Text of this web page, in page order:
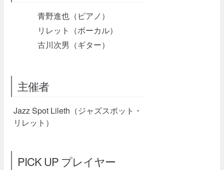
青野進也（ピアノ）
リレット（ボーカル）
古川次男（ギター）
主催者
Jazz Spot Lileth（ジャズスポット・
リレット）
PICK UP プレイヤー